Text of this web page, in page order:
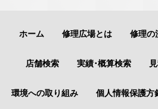
ホーム 修理広場とは 修理の
店舗検索 実績･概算検索
環境への取り組み 個人情報保護方